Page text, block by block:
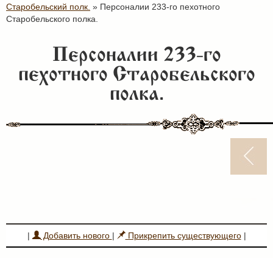
Старобельский полк. » Персоналии 233-го пехотного
Старобельского полка.
Персоналии 233-го
пехотного Старобельского
полка.
| Добавить нового | Прикрепить существующего|